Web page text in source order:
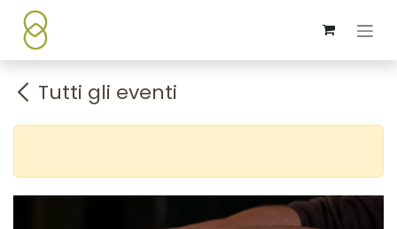
Passa al contenuto
Tutti gli eventi